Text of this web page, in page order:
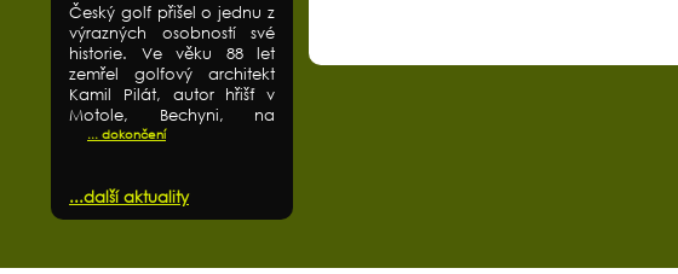
Český golf přišel o jednu z
výrazných osobností své
historie. Ve věku 88 let
zemřel golfový architekt
Kamil Pilát, autor hřišť v
Motole, Bechyni, na
... dokončení
...další aktuality